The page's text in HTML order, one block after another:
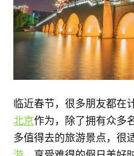
临近春节，很多朋友都在
北京作为，除了拥有众多
多值得去的旅游景点，很